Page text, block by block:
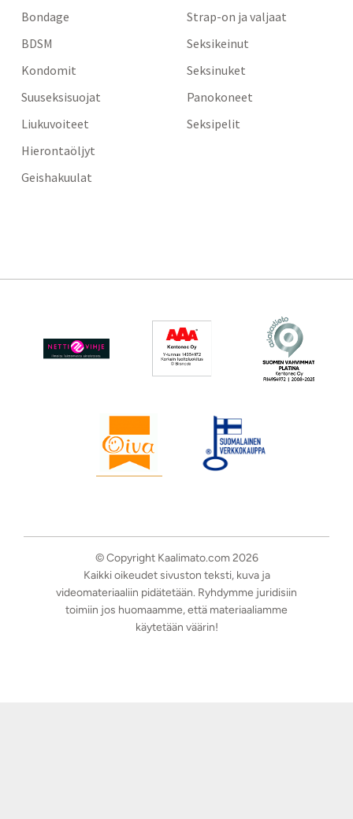
Bondage
BDSM
Kondomit
Suuseksisuojat
Liukuvoiteet
Hierontaöljyt
Geishakuulat
Strap-on ja valjaat
Seksikeinut
Seksinuket
Panokoneet
Seksipelit
© Copyright Kaalimato.com 2026
Kaikki oikeudet sivuston teksti, kuva ja
videomateriaaliin pidätetään. Ryhdymme juridisiin
toimiin jos huomaamme, että materiaaliamme
käytetään väärin!